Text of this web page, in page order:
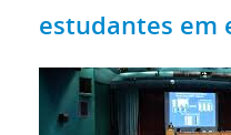
estudantes em